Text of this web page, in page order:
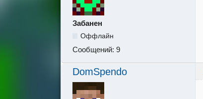
Забанен
Оффлайн
Сообщений: 9
DomSpendo